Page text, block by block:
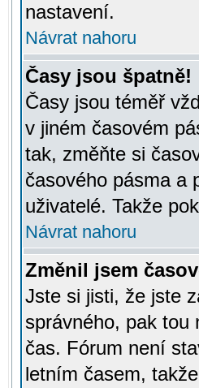
nastavení.
Návrat nahoru
Časy jsou špatně!
Časy jsou téměř
v jiném časovém
tak, změňte si
časového pásma a
uživatelé. Takže
Návrat nahoru
Změnil jsem
Jste si jisti, že jste
správného, pak tou
čas. Fórum není
letním časem,